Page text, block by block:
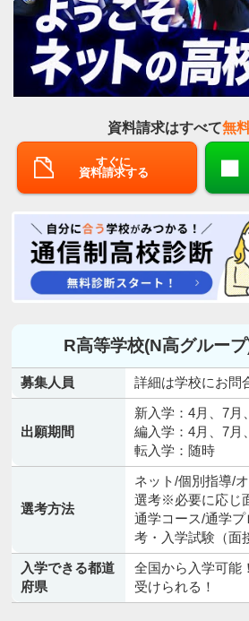
資料請求はすべて無
すぐに
資料請求する
R高等学校(N高グルー
募集人員 詳細は学校にお問
出願期間
新入学：4月、7月
編入学：4月、7月
転入学：随時
選考方法
ネット/個別指導/
選考※必要に応じ
通学コース/通学
考・入学試験（面
入学できる都道
府県
全国から入学可能
受けられる！